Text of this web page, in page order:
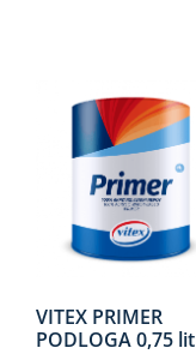
VITEX PRIMER
PODLOGA 0,75 lit